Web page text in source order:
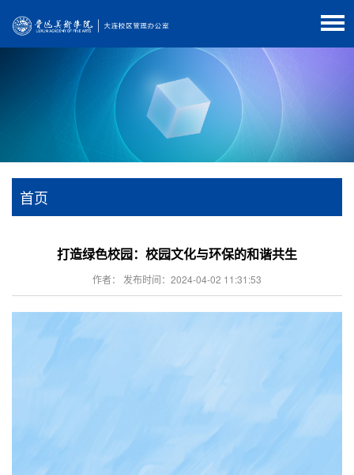
首页
打造绿色校园：校园文化与环保的和谐共生
作者： 发布时间：2024-04-02 11:31:53